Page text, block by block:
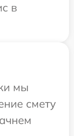
в
мы
смету